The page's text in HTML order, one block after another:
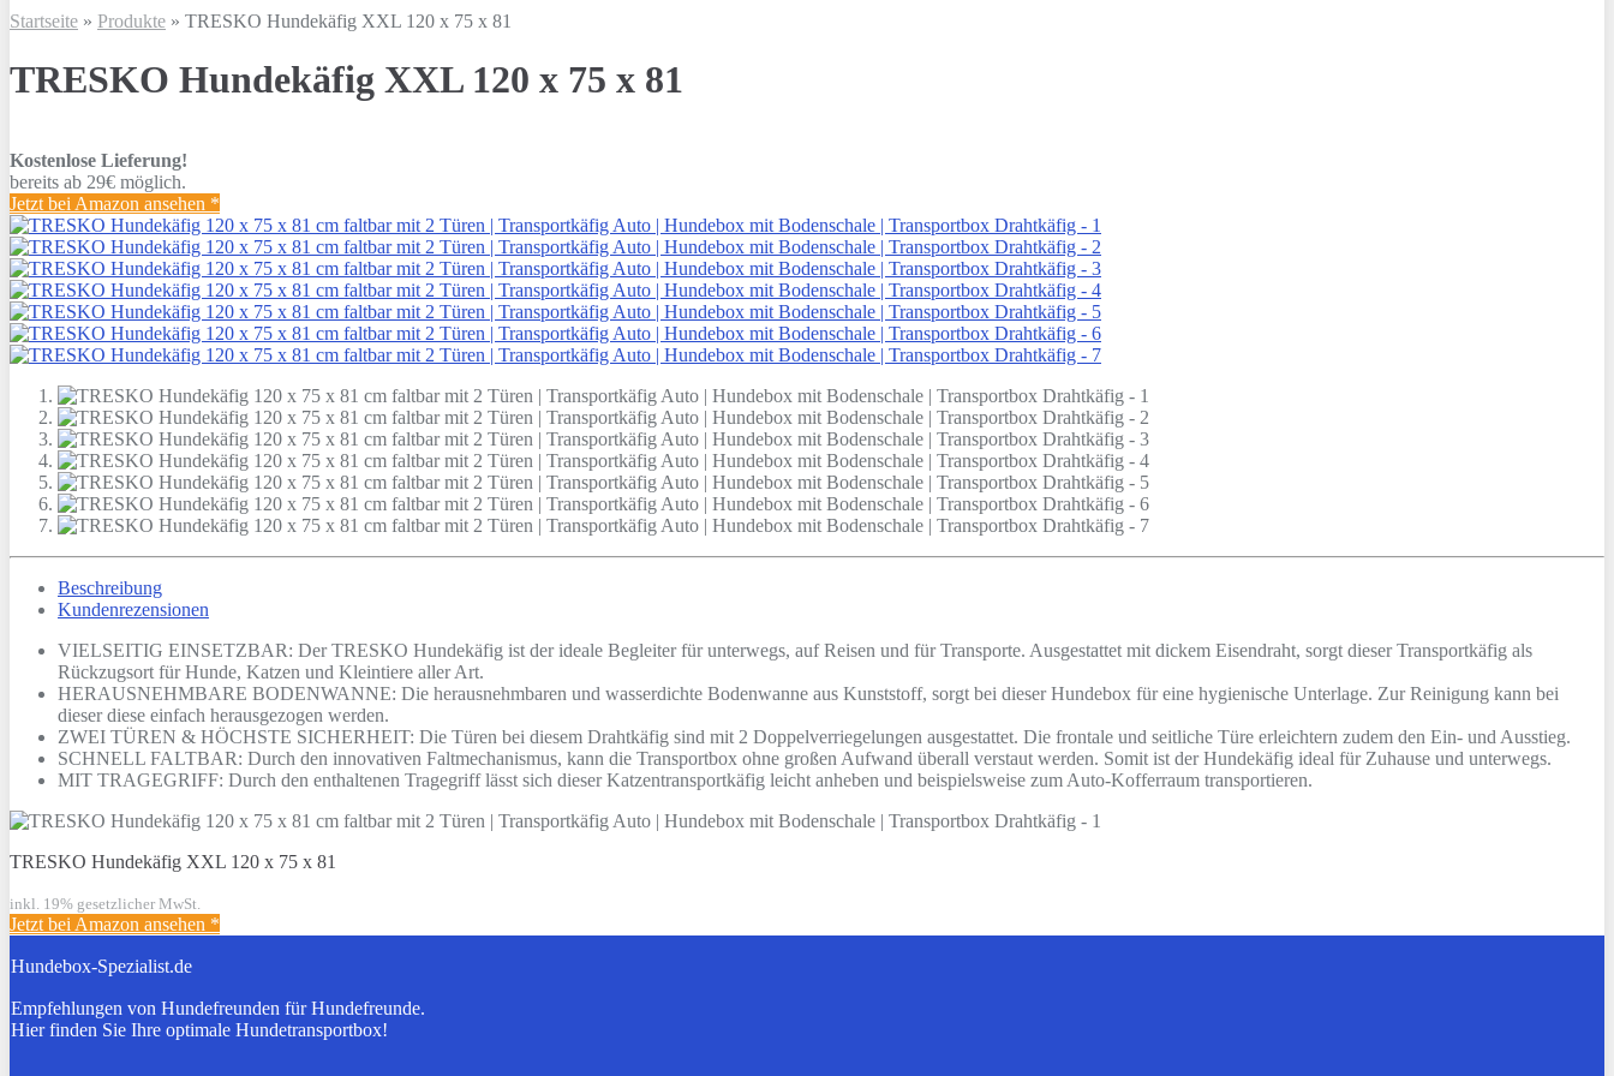
Startseite » Produkte » TRESKO Hundekäfig XXL 120 x 75 x 81
TRESKO Hundekäfig XXL 120 x 75 x 81
Kostenlose Lieferung!
bereits ab 29€ möglich.
Jetzt bei Amazon ansehen *
Beschreibung
Kundenrezensionen
VIELSEITIG EINSETZBAR: Der TRESKO Hundekäfig ist der ideale Begleiter für unterwegs, auf Reisen und für Transporte. Ausgestattet mit dickem Eisendraht, sorgt dieser Transportkäfig als
Rückzugsort für Hunde, Katzen und Kleintiere aller Art.
HERAUSNEHMBARE BODENWANNE: Die herausnehmbaren und wasserdichte Bodenwanne aus Kunststoff, sorgt bei dieser Hundebox für eine hygienische Unterlage. Zur Reinigung kann bei
dieser diese einfach herausgezogen werden.
ZWEI TÜREN & HÖCHSTE SICHERHEIT: Die Türen bei diesem Drahtkäfig sind mit 2 Doppelverriegelungen ausgestattet. Die frontale und seitliche Türe erleichtern zudem den Ein- und Ausstieg.
SCHNELL FALTBAR: Durch den innovativen Faltmechanismus, kann die Transportbox ohne großen Aufwand überall verstaut werden. Somit ist der Hundekäfig ideal für Zuhause und unterwegs.
MIT TRAGEGRIFF: Durch den enthaltenen Tragegriff lässt sich dieser Katzentransportkäfig leicht anheben und beispielsweise zum Auto-Kofferraum transportieren.
TRESKO Hundekäfig XXL 120 x 75 x 81
inkl. 19% gesetzlicher MwSt.
Jetzt bei Amazon ansehen *
Hundebox-Spezialist.de
Empfehlungen von Hundefreunden für Hundefreunde.
Hier finden Sie Ihre optimale Hundetransportbox!